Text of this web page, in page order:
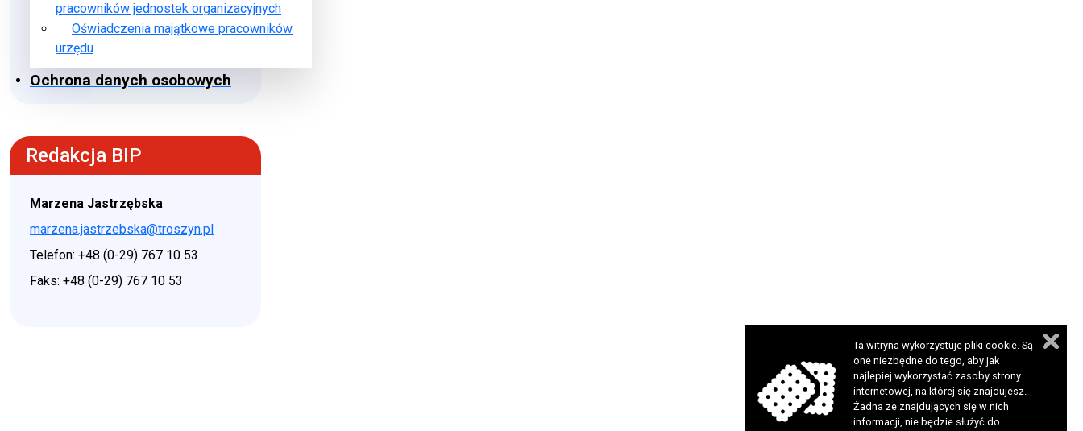
pracowników jednostek organizacyjnych
Oświadczenia majątkowe pracowników
urzędu
Ochrona danych osobowych
Redakcja BIP
Marzena Jastrzębska
marzena.jastrzebska@troszyn.pl
Telefon: +48 (0-29) 767 10 53
Faks: +48 (0-29) 767 10 53
Ta witryna wykorzystuje pliki cookie. Są
one niezbędne do tego, aby jak
najlepiej wykorzystać zasoby strony
internetowej, na której się znajdujesz.
Żadna ze znajdujących się w nich
informacji, nie będzie służyć do